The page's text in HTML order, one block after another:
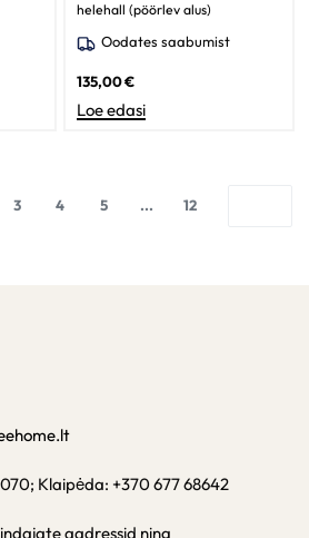
helehall (pöörlev alus)
Oodates saabumist
135,00€
Loe edasi
3 4 5 ... 12
Klaipėda: +370 677 68642
aadressid ning